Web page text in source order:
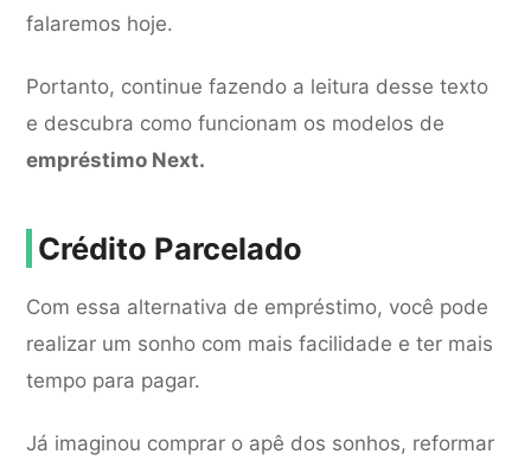
falaremos hoje.
Portanto, continue fazendo a leitura desse texto
e descubra como funcionam os modelos de
empréstimo Next.
Crédito Parcelado
Com essa alternativa de empréstimo, você pode
realizar um sonho com mais facilidade e ter mais
tempo para pagar.
Já imaginou comprar o apê dos sonhos, reformar